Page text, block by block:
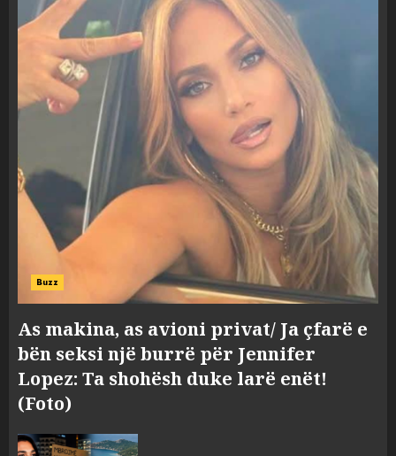
Buzz
As makina, as avioni privat/ Ja çfarë e
bën seksi një burrë për Jennifer
Lopez: Ta shohësh duke larë enët!
(Foto)